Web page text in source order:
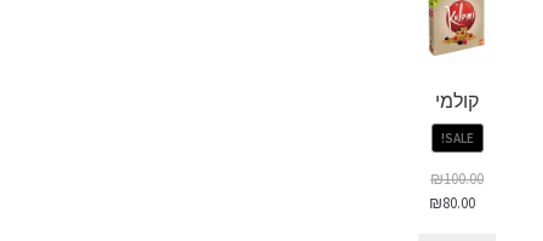
קולמי
SALE!
₪100.00
₪80.00